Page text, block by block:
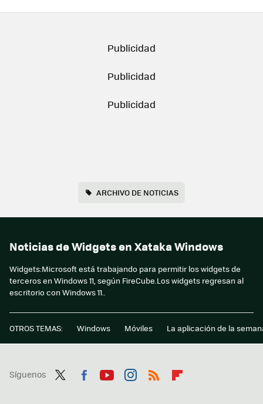
ARCHIVO DE NOTICIAS
Noticias de Widgets en Xataka Windows
Widgets:Microsoft está trabajando para permitir los widgets de
terceros en Windows 11, según FireCube.Los widgets regresan al
escritorio con Windows 11..
OTROS TEMAS: Windows Móviles La aplicación de la
Síguenos